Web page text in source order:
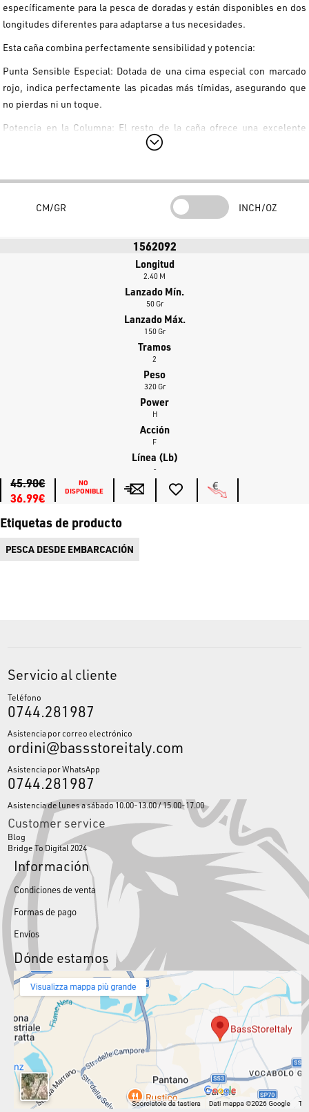
específicamente para la pesca de doradas y están disponibles en dos
longitudes diferentes para adaptarse a tus necesidades.
Esta caña combina perfectamente sensibilidad y potencia:
Punta Sensible Especial: Dotada de una cima especial con marcado
rojo, indica perfectamente las picadas más tímidas, asegurando que
no pierdas ni un toque.
Potencia en la Columna: El resto de la caña ofrece una excelente
columna (schiena) y una gran resistencia, esencial para clavar
de la mejor manera posible.
Características de Durabilidad y Fiabilidad
marino a pesar de ofrecerse a un precio muy conveniente:
Blanks de grafito sensibles y reactivos
Punta de fibra de vidrio marcada en rojo para una detección perfecta
Mangos de EVA de alta densidad para un agarre seguro.
CM/GR INCH/OZ
1562092
Longitud
2.40 M
Lanzado Mín.
50 Gr
Lanzado Máx.
150 Gr
Tramos
2
Peso
320 Gr
Power
H
Acción
F
Línea (lb)
-
45.90€
36.99€
NO
DISPONIBLE
Etiquetas de producto
PESCA DESDE EMBARCACIÓN
Servicio al cliente
Teléfono
0744.281987
Asistencia por correo electrónico
ordini@bassstoreitaly.com
Asistencia por WhatsApp
0744.281987
Asistencia de lunes a sábado 10.00-13.00 / 15.00-17.00
Customer service
Blog
Bridge To Digital 2024
Información
Condiciones de venta
Formas de pago
Envíos
Dónde estamos